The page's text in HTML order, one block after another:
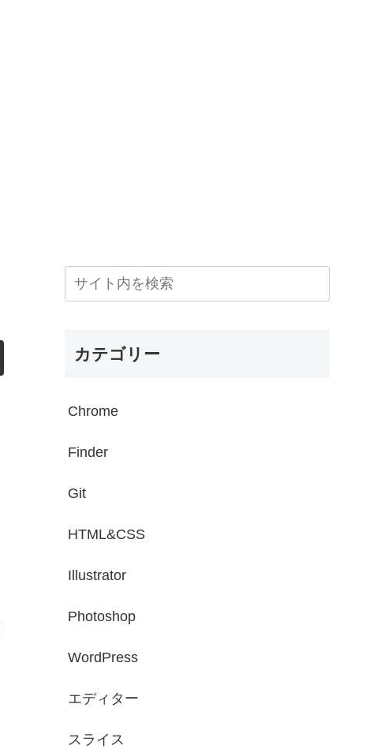
カテゴリー
Chrome
Finder
Git
HTML&CSS
Illustrator
Photoshop
WordPress
エディター
スライス